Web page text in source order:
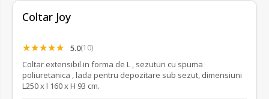
Coltar Joy
5.0(10)
Coltar extensibil in forma de L , sezuturi cu spuma
poliuretanica , lada pentru depozitare sub sezut, dimensiuni
L250 x l 160 x H 93 cm.